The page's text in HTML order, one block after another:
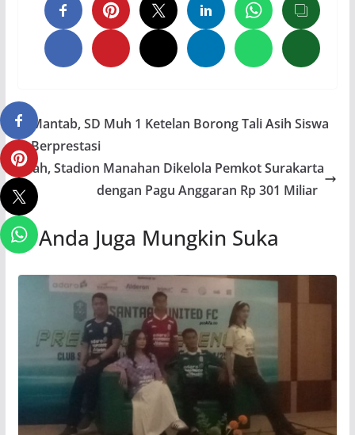
Mantab, SD Muh 1 Ketelan Borong Tali Asih Siswa
Berprestasi
Sah, Stadion Manahan Dikelola Pemkot Surakarta
dengan Pagu Anggaran Rp 301 Miliar
Anda Juga Mungkin Suka